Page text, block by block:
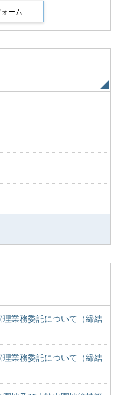
業務委託について（締結
業務委託について（締結